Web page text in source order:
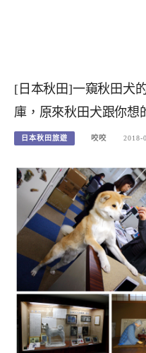
[日本秋田]一窺秋田犬
庫，原來秋田犬跟你想
日本秋田旅遊 咬咬 2018-